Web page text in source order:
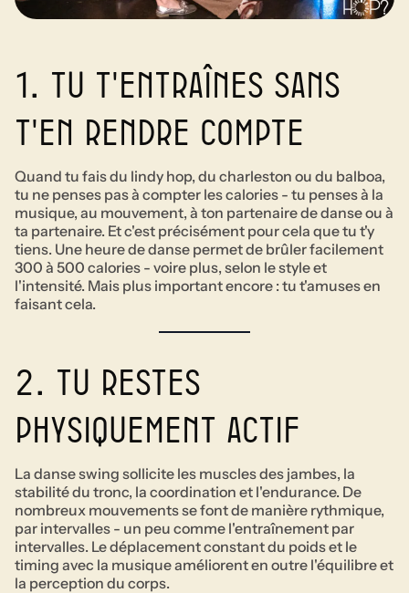
1. tu t'entraînes sans
t'en rendre compte
Quand tu fais du lindy hop, du charleston ou du balboa,
tu ne penses pas à compter les calories - tu penses à la
musique, au mouvement, à ton partenaire de danse ou à
ta partenaire. Et c'est précisément pour cela que tu t'y
tiens. Une heure de danse permet de brûler facilement
300 à 500 calories - voire plus, selon le style et
l'intensité. Mais plus important encore : tu t'amuses en
faisant cela.
2. tu restes
physiquement actif
La danse swing sollicite les muscles des jambes, la
stabilité du tronc, la coordination et l'endurance. De
nombreux mouvements se font de manière rythmique,
par intervalles - un peu comme l'entraînement par
intervalles. Le déplacement constant du poids et le
timing avec la musique améliorent en outre l'équilibre et
la perception du corps.